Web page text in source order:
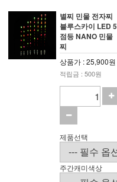
별찌 민물 전자찌
블루스카이 LED 5
점등 NANO 민물
찌
상품가 : 25,900원
적립금 : 500원
제품선택
주간캐미색상